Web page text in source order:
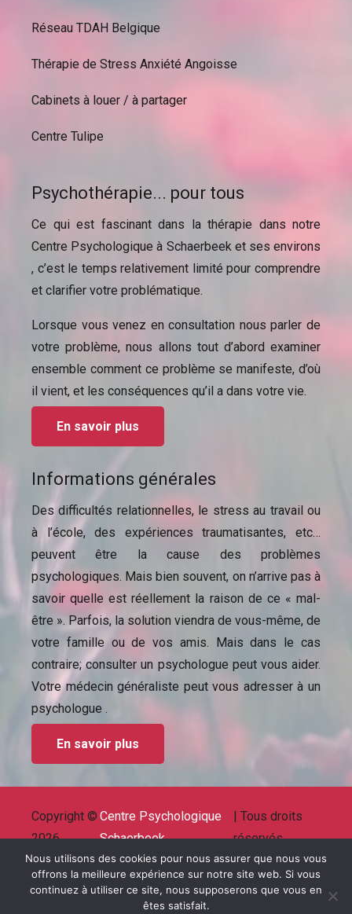
Réseau TDAH Belgique
Thérapie de Stress Anxiété Angoisse
Cabinets à louer / à partager
Centre Tulipe
Psychothérapie... pour tous
Ce qui est fascinant dans la thérapie dans notre
Centre Psychologique à Schaerbeek et ses environs
, c’est le temps relativement limité pour comprendre
et clarifier votre problématique.
Lorsque vous venez en consultation nous parler de
votre problème, nous allons tout d’abord examiner
ensemble comment ce problème se manifeste, d’où
il vient, et les conséquences qu’il a dans votre vie.
En savoir plus
Informations générales
Des difficultés relationnelles, le stress au travail ou
à l’école, des expériences traumatisantes, etc…
peuvent être la cause des problèmes
psychologiques. Mais bien souvent, on n’arrive pas à
savoir quelle est réellement la raison de ce « mal-
être ». Parfois, la solution viendra de vous-même, de
votre famille ou de vos amis. Mais dans le cas
contraire; consulter un psychologue peut vous aider.
Votre médecin généraliste peut vous adresser à un
psychologue .
En savoir plus
Copyright ©
2026
Centre Psychologique
Schaerbeek
| Tous droits
réservés.
Powered byPrivium – Des services qui soutiennent
vos soins. Pour psychologues, psychotherapeutes
et hypnotherapeutes.
Nous utilisons des cookies pour nous assurer que nous vous
offrons la meilleure expérience sur notre site web. Si vous
continuez à utiliser ce site, nous supposerons que vous en
êtes satisfait.